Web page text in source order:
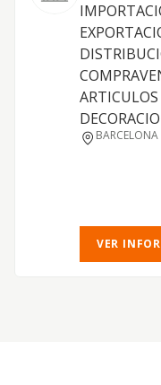
ARTICULOS
BARCELONA
VER